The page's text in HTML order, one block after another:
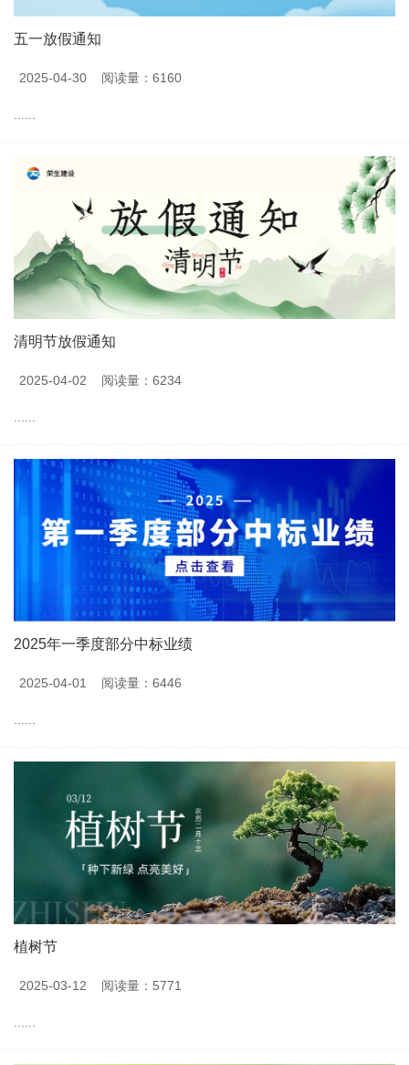
五一放假通知
2025-04-30 阅读量：6160
清明节放假通知
2025-04-02 阅读量：6234
2025年一季度部分中标业绩
2025-04-01 阅读量：6446
植树节
2025-03-12 阅读量：5771